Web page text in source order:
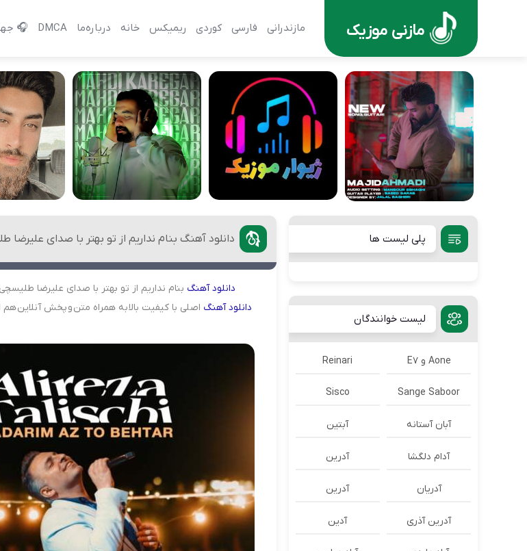
مازنی موزیک مازندرانی فارسی کوردی ریمیکس خانه درباره‌‌ما DMCA
🎧
دانلود آهنگ بنام نداریم از تو بهتر با صدای علیرضا
دانلودآهنگ بنام نداریم از تو بهتر با صدای علیرضا
دانلودآهنگ اصلی با کیفیت بالا به همراه متن و پخش آنلاین هم
پلی لیست ها
لیست خوانندگان
Aone و E7 Reinari
Sange Saboor
Sisco
آبان آستانه آبتین
آدام دلگشا آدرين
آدریان آدرین
آدرین آذری آدین